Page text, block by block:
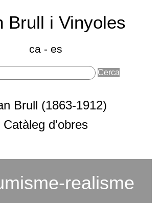
Brull i Vinyoles
ca- es
principals
Brull
Brull (1863-1912)
Catàleg d'obres
realisme